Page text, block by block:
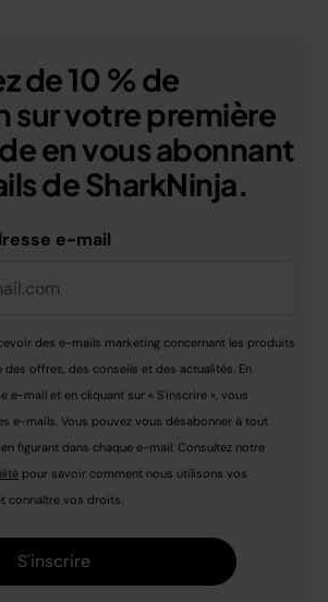
de 10 % de
sur votre première
en vous abonnant
de SharkNinja.
e-mail
des e-mails marketing concernant les produits
des offres, des conseils et des actualités. En
e-mail et en cliquant sur « S'inscrire », vous
e-mails. Vous pouvez vous désabonner à tout
figurant dans chaque e-mail. Consultez notre
pour savoir comment nous utilisons vos
connaître vos droits.
S'inscrire